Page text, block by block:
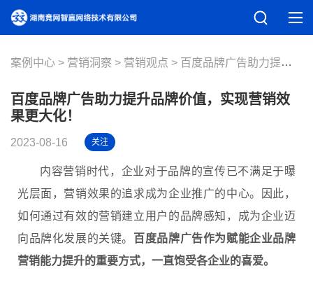
案例中心 营销洞察 营销观点 百度品牌广告助力提升品牌价值，实现营销效果更大化！
百度品牌广告助力提升品牌价值，实现营销效
果更大化！
2023-08-16 关注
内容营销时代，企业对于品牌的宣传已不满足于曝
光层面，营销效果的追求成为企业推广的中心。因此，
如何通过有效的营销建立用户的品牌感知，成为企业迈
向品牌化发展的关键。 百度品牌广告作为赋能企业品牌
营销能力提升的重要方式，一直饱受各企业的喜爱。